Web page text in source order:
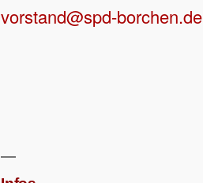
vorstand@spd-borchen.de